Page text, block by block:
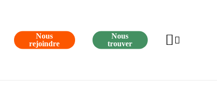
Nous
rejoindre
Nous
trouver